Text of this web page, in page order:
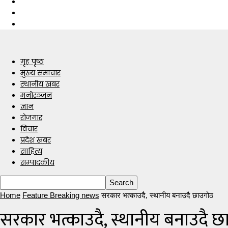
गृह पृष्ठ
मुख्य समाचार
स्थानीय खबर
मनोरञ्जन
ज्ञान
रोजगार
विचार
प्रदेश खबर
साहित्य
सम्पादकीय
Home Feature Breaking news सरकार भत्काउदै, स्थानीय बनाउदै छाउगोठ
सरकार भत्काउदै, स्थानीय बनाउदै